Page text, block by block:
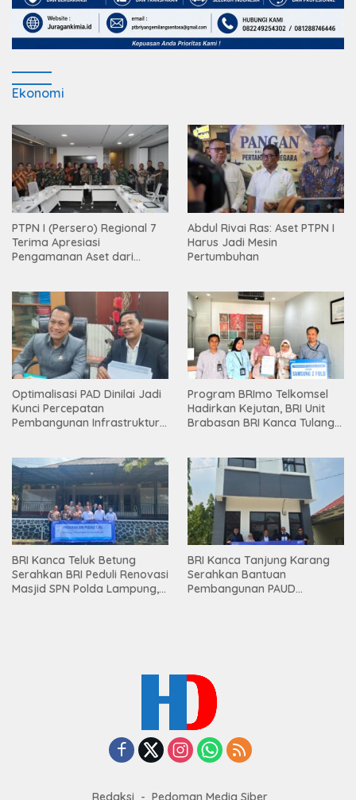
Ekonomi
PTPN I (Persero) Regional 7
Terima Apresiasi
Pengamanan Aset dari
Abdul Rivai Ras: Aset PTPN I
Harus Jadi Mesin
Pertumbuhan
Optimalisasi PAD Dinilai Jadi
Kunci Percepatan
Pembangunan Infrastruktur
Program BRImo Telkomsel
Hadirkan Kejutan, BRI Unit
Brabasan BRI Kanca Tulang
Mesuji
BRI Kanca Teluk Betung
Serahkan BRI Peduli Renovasi
Masjid SPN Polda Lampung,
BRI Kanca Tanjung Karang
Serahkan Bantuan
Pembangunan PAUD
Redaksi Pedoman Media Siber